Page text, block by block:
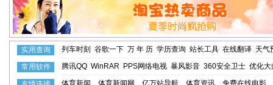
实用查询 列车时刻 谷歌一下 万 年 历 学历查询 站长工具 在线翻译 天气
常用软件 腾讯QQ WinRAR PPS网络电视 暴风影音 360安全卫士 优化大
体育新闻 体育新闻网 亿万站导航 体育资讯 免费在线电影